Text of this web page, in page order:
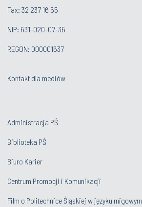
Fax: 32 237 16 55
NIP: 631-020-07-36
REGON: 000001637
Kontakt dla mediów
Administracja PŚ
Biblioteka PŚ
Biuro Karier
Centrum Promocji i Komunikacji
Film o Politechnice Śląskiej w języku migowym